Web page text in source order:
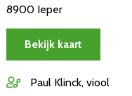
8900 Ieper
Bekijk kaart
Paul Klinck, viool